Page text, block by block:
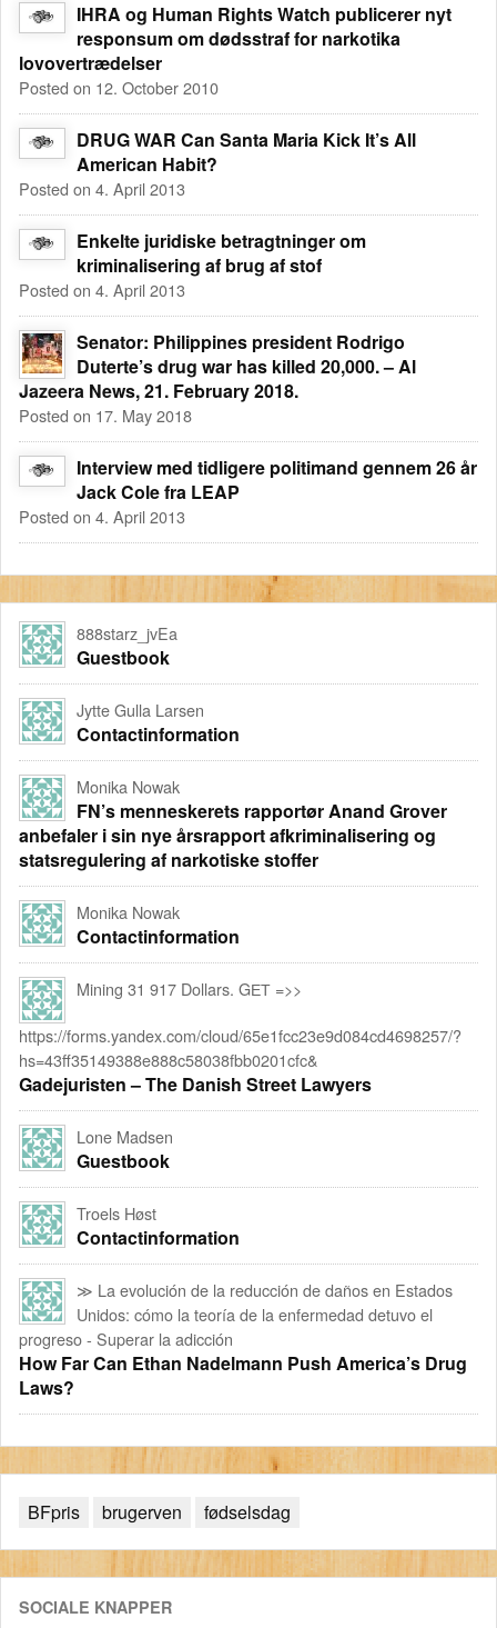
IHRA og Human Rights Watch publicerer nyt
responsum om dødsstraf for narkotika
lovovertrædelser
Posted on 12. October 2010
DRUG WAR Can Santa Maria Kick It’s All
American Habit?
Posted on 4. April 2013
Enkelte juridiske betragtninger om
kriminalisering af brug af stof
Posted on 4. April 2013
Senator: Philippines president Rodrigo
Duterte’s drug war has killed 20,000. – Al
Jazeera News, 21. February 2018.
Posted on 17. May 2018
Interview med tidligere politimand gennem 26 år
Jack Cole fra LEAP
Posted on 4. April 2013
888starz_jvEa
Guestbook
Jytte Gulla Larsen
Contactinformation
Monika Nowak
FN’s menneskerets rapportør Anand Grover
anbefaler i sin nye årsrapport afkriminalisering og
statsregulering af narkotiske stoffer
Monika Nowak
Contactinformation
Mining 31 917 Dollars. GЕТ =>>
https://forms.yandex.com/cloud/65e1fcc23e9d084cd4698257/?
hs=43ff35149388e888c58038fbb0201cfc&
Gadejuristen – The Danish Street Lawyers
Lone Madsen
Guestbook
Troels Høst
Contactinformation
≫ La evolución de la reducción de daños en Estados
Unidos: cómo la teoría de la enfermedad detuvo el
progreso - Superar la adicción
How Far Can Ethan Nadelmann Push America’s Drug
Laws?
BFpris brugerven fødselsdag
SOCIALE KNAPPER